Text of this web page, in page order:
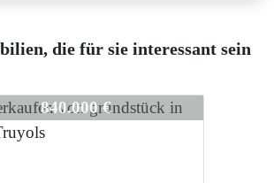
die für sie interessant sein
€ 840.000 €